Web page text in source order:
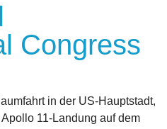
Congress
in der US-Hauptstadt,
11-Landung auf dem